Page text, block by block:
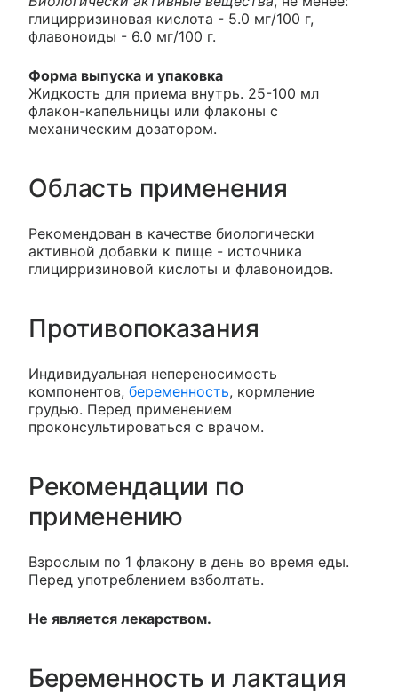
глицирризиновая кислота - 5.0 мг/100 г,
флавоноиды - 6.0 мг/100 г.
Форма выпуска и упаковка
Жидкость для приема внутрь. 25-100 мл
флакон-капельницы или флаконы с
механическим дозатором.
Область применения
Рекомендован в качестве биологически
активной добавки к пище - источника
глицирризиновой кислоты и флавоноидов.
Противопоказания
Индивидуальная непереносимость
компонентов, беременность, кормление
грудью. Перед применением
проконсультироваться с врачом.
Рекомендации по
применению
Взрослым по 1 флакону в день во время еды.
Перед употреблением взболтать.
Не является лекарством.
Беременность и лактация